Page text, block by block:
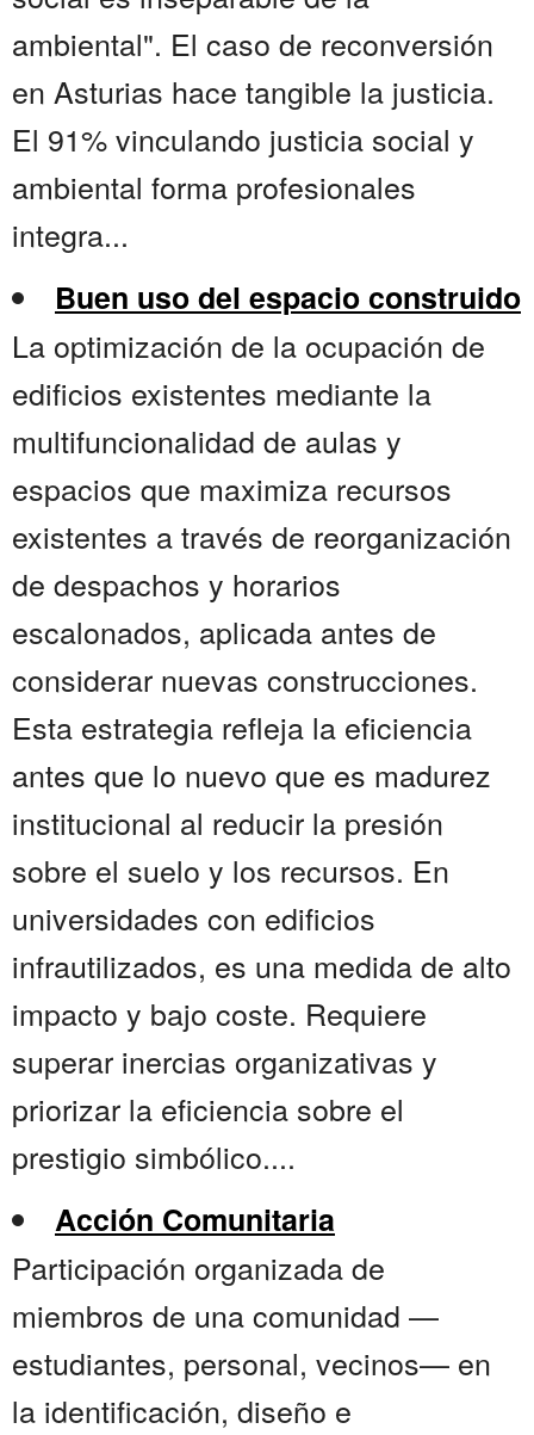
ambiental". El caso de reconversión
en Asturias hace tangible la justicia.
El 91% vinculando justicia social y
ambiental forma profesionales
integra...
Buen uso del espacio construido
La optimización de la ocupación de
edificios existentes mediante la
multifuncionalidad de aulas y
espacios que maximiza recursos
existentes a través de reorganización
de despachos y horarios
escalonados, aplicada antes de
considerar nuevas construcciones.
Esta estrategia refleja la eficiencia
antes que lo nuevo que es madurez
institucional al reducir la presión
sobre el suelo y los recursos. En
universidades con edificios
infrautilizados, es una medida de alto
impacto y bajo coste. Requiere
superar inercias organizativas y
priorizar la eficiencia sobre el
prestigio simbólico....
Acción Comunitaria
Participación organizada de
miembros de una comunidad —
estudiantes, personal, vecinos— en
la identificación, diseño e